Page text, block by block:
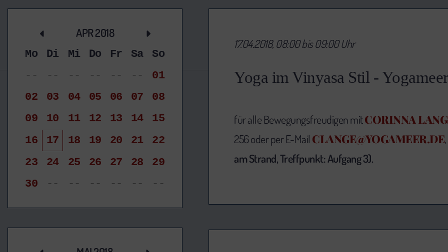
APR 2018
Mo Di Mi Do Fr Sa
So
--
-- -- -- -- --
01
02
03 04 05 06 07
08
09
10 11 12 13 14
15
16
17 18 19 20 21
22
23
24 25 26 27 28
29
30
-- -- -- -- -- --
Yoga im Vinyasa Stil - Yogameer
17.04.2018, 08:00 bis 09:00 Uhr
für alle Bewegungsfreudigen mitCORINNA
256 oder per E-Mail CLANGE@YOGAMEER.DE,
am Strand, Treffpunkt: Aufgang 3).